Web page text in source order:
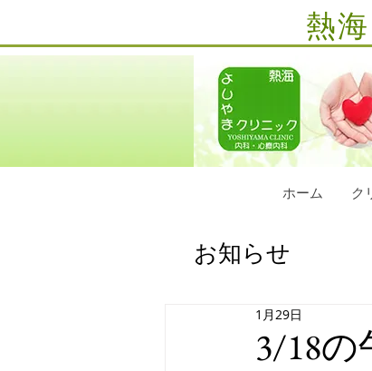
熱
ホーム ク
3/18
1月29日
お知らせ